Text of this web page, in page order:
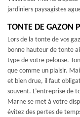
jardiniers paysagistes
TONTE DE GAZON
Lors de la tonte de vos
bonne hauteur de tonte
type de votre pelouse.
que comme un plaisir.
et bien drue, il faut
souvent. L’entreprise de
Marne se met à votre
évitez des pertes de